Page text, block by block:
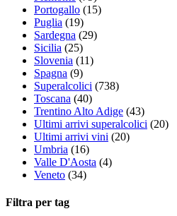
Portogallo (15)
Puglia (19)
Sardegna (29)
Sicilia (25)
Slovenia (11)
Spagna (9)
Superalcolici (738)
Toscana (40)
Trentino Alto Adige (43)
Ultimi arrivi superalcolici (20)
Ultimi arrivi vini (20)
Umbria (16)
Valle D'Aosta (4)
Veneto (34)
Filtra per tag